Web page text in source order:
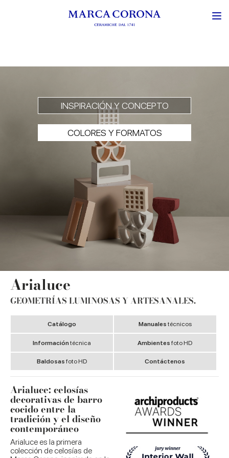
INSPIRACIÓN Y CONCEPTO
COLORES Y FORMATOS
Arialuce
GEOMETRÍAS LUMINOSAS Y ARTESANALES.
Catálogo Manuales técnicos
Informacióntécnica Ambientesfoto HD
Baldosas foto HD Contáctenos
Arialuce: celosías
decorativas de barro
cocido entre la
tradición y el diseño
contemporáneo
Arialuce es la primera
colección de celosías de